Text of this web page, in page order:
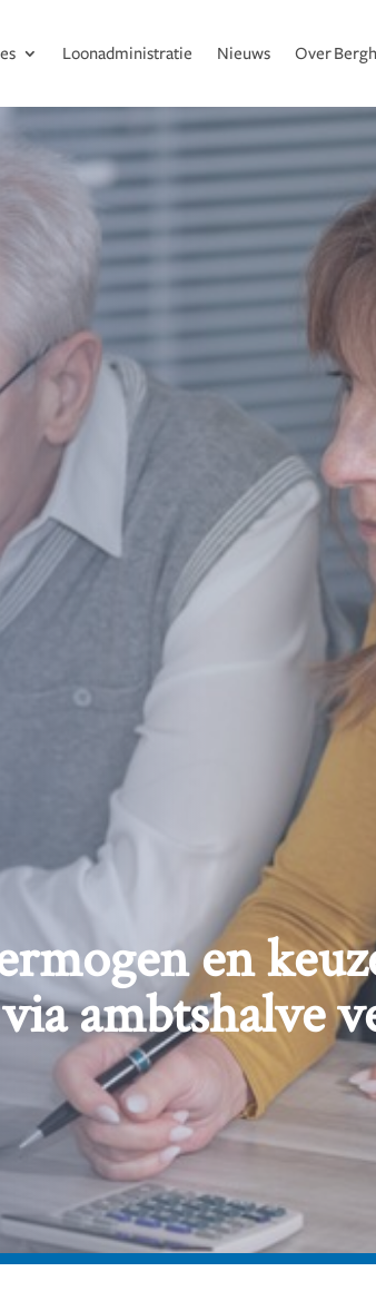
Loonadministratie Nieuws Over
en
ambtshalve